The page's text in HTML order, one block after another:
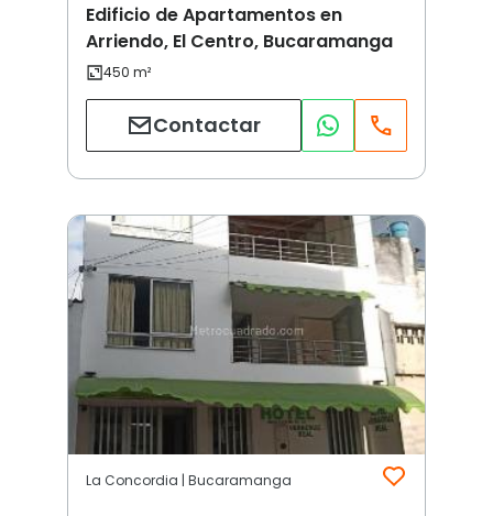
Edificio de Apartamentos en
Arriendo, El Centro, Bucaramanga
Contactar
La Concordia | Bucaramanga